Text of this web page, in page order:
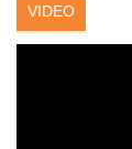
VIDEO